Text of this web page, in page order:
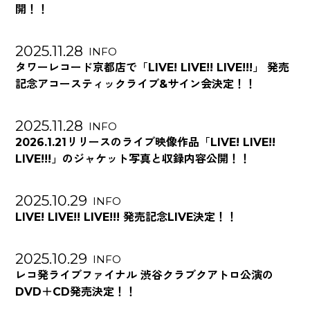
開！！
2025.11.28 INFO
タワーレコード京都店で「LIVE! LIVE!! LIVE!!!」 発売
記念アコースティックライブ&サイン会決定！！
2025.11.28 INFO
2026.1.21リリースのライブ映像作品「LIVE! LIVE!!
LIVE!!!」のジャケット写真と収録内容公開！！
2025.10.29 INFO
LIVE! LIVE!! LIVE!!! 発売記念LIVE決定！！
2025.10.29 INFO
レコ発ライブファイナル 渋谷クラブクアトロ公演の
DVD＋CD発売決定！！